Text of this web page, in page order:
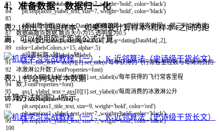
83
84
85
86
87
88
89
90
91
92
93
94
95
96
97
98
99
100
plt.setp(axs0_xlabel_text, size=7, weight='bold', color='black')
plt.setp(axs0_ylabel_text, size=7, weight='bold', color='black')
#画出散点图,以datingDataMat矩阵的第一(飞行常客例程)、第三列(冰激凌)
数据画散点数据,散点大小为15,透明度为0.5
axs[0][1].scatter(x=datingDataMat[:,0], y=datingDataMat[:,2],
color=LabelsColors,s=15, alpha=.5)
#设置标题,x轴label,y轴label
axs1_title_text = axs[0][1].set_title(u'每年获得的飞行常客里程数与每周消费的
冰激淋公升数',FontProperties=font)
axs1_xlabel_text = axs[0][1].set_xlabel(u'每年获得的飞行常客里程
数',FontProperties=font)
axs1_ylabel_text = axs[0][1].set_ylabel(u'每周消费的冰激淋公升
数',FontProperties=font)
plt.setp(axs1_title_text, size=9, weight='bold', color='red')
plt.setp(axs1_xlabel_text, size=7, weight='bold', color='black')
plt.setp(axs1_ylabel_text, size=7, weight='bold', color='black')
4、准备数据：数据归一化
表2.1给出了四组样本，如果想要计算样本3和样本4之间的距
离，可以使用欧式距离公式计算。
表2.1 约会网站样本数据
计算方法如图2.4所示。